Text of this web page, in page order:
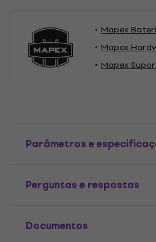
Mapex
Mapex
Mapex
Parâmetros e
Perguntas e respostas
Documentos